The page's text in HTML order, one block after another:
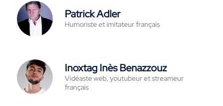
Patrick Adler
Humoriste et imitateur français
Inoxtag Inès Benazzouz
Vidéaste web, youtubeur et streameur
français